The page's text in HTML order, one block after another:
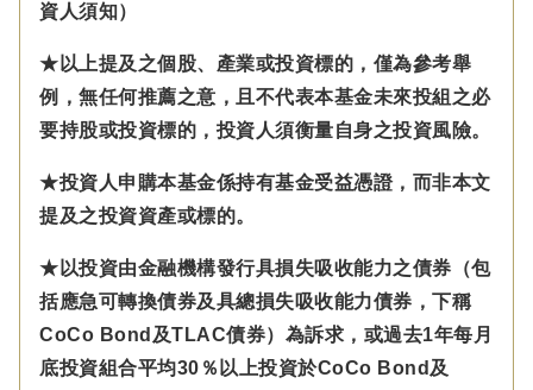
資人須知）
★以上提及之個股、產業或投資標的，僅為參考舉
例，無任何推薦之意，且不代表本基金未來投組之必
要持股或投資標的，投資人須衡量自身之投資風險。
★投資人申購本基金係持有基金受益憑證，而非本文
提及之投資資產或標的。
★以投資由金融機構發行具損失吸收能力之債券（包
括應急可轉換債券及具總損失吸收能力債券，下稱
CoCo Bond及TLAC債券）為訴求，或過去1年每月
底投資組合平均30％以上投資於CoCo Bond及